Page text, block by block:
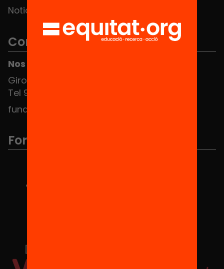
Noticias
Contacto
Nos puedes encontrar en el HUB Social
Girona 34, interior 08010 Barcelona
Tel 934 588 700
fundacio@equitat.org
Formamos parte de...